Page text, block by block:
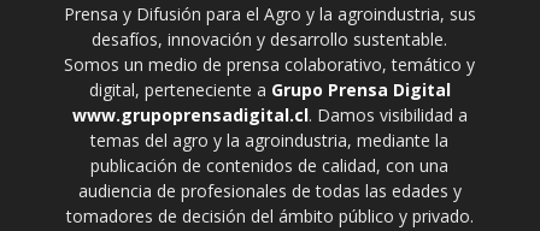
Prensa y Difusión para el Agro y la agroindustria, sus
desafíos, innovación y desarrollo sustentable.
Somos un medio de prensa colaborativo, temático y
digital, perteneciente a Grupo Prensa Digital
www.grupoprensadigital.cl. Damos visibilidad a
temas del agro y la agroindustria, mediante la
publicación de contenidos de calidad, con una
audiencia de profesionales de todas las edades y
tomadores de decisión del ámbito público y privado.